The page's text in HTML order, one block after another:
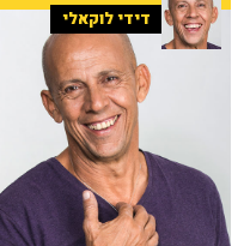
דידי לוקאלי